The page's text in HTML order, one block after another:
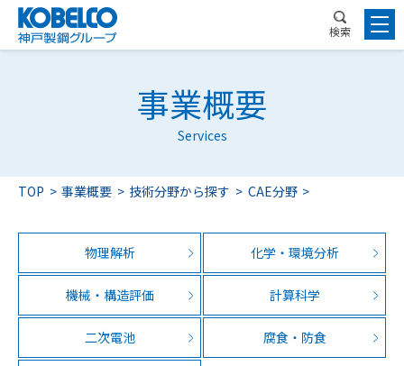
検索
事業概要
Services
TOP 事業概要 技術分野から探す CAE分野
物理解析 化学・環境分析
機械・構造評価 計算科学
二次電池 腐食・防食